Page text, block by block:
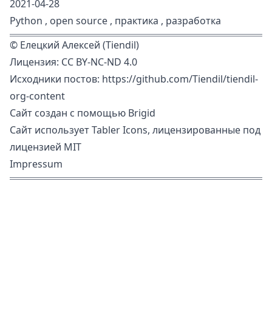
2021-04-28
Python , open source , практика , разработка
© Елецкий Алексей (Tiendil)
Лицензия: CC BY-NC-ND 4.0
Исходники постов: https://github.com/Tiendil/tiendil-
org-content
Сайт создан с помощью Brigid
Сайт используетTabler Icons, лицензированные под
лицензией MIT
Impressum